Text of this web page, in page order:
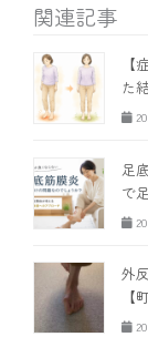
関連記事
【
た
足
で
外
【